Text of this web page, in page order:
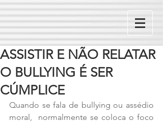
ASSISTIR E NÃO RELATAR
O BULLYING É SER
CÚMPLICE
Quando se fala de bullying ou assédio
moral,  normalmente se coloca o foco